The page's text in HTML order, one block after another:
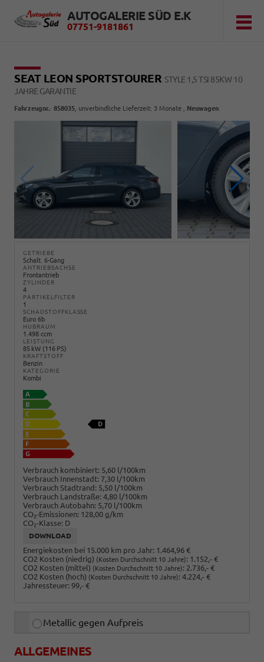
AUTOGALERIE SÜD E.K
07751-9181861
SEAT LEON SPORTSTOURER STYLE 1,5 TSI 85KW 10
JAHRE GARANTIE
Fahrzeugnr.: 858035 , unverbindliche Lieferzeit: 3 Monate Neuwagen
GETRIEBE
Schalt. 6-Gang
ANTRIEBSACHSE
Frontantrieb
ZYLINDER
4
PARTIKELFILTER
1
SCHADSTOFFKLASSE
Euro 6b
HUBRAUM
1.498 ccm
LEISTUNG
85 kW (116 PS)
KRAFTSTOFF
Benzin
KATEGORIE
Kombi
Verbrauch kombiniert: 5,60 l/100km
Verbrauch Innenstadt: 7,30 l/100km
Verbrauch Stadtrand: 5,50 l/100km
Verbrauch Landstraße: 4,80 l/100km
Verbrauch Autobahn: 5,70 l/100km
CO2-Emissionen: 128,00 g/km
CO2-Klasse: D
DOWNLOAD
Energiekosten bei 15.000 km pro Jahr: 1.464,96 €
CO2 Kosten (niedrig) (Kosten Durchschnitt 10 Jahre): 1.152,- €
CO2 Kosten (mittel) (Kosten Durchschnitt 10 Jahre): 2.736,- €
CO2 Kosten (hoch) (Kosten Durchschnitt 10 Jahre): 4.224,- €
Jahressteuer: 99,- €
Metallic gegen Aufpreis
ALLGEMEINES